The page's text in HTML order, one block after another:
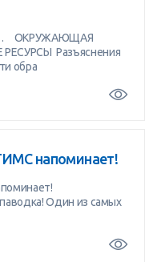
1. ОКРУЖАЮЩАЯ
Разъяснения
обра
напоминает!
Один из самых